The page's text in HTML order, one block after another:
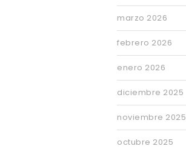
marzo 2026
febrero 2026
enero 2026
diciembre 2025
noviembre 2025
octubre 2025